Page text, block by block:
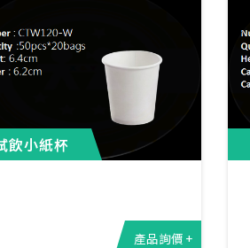
飲小紙杯
產品詢價 +